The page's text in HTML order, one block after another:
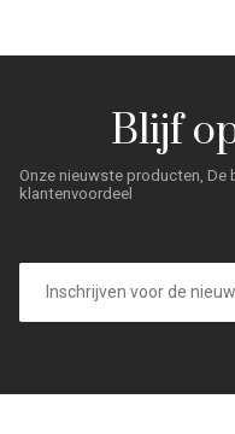
Blijf
Onze nieuwste producten, De
klantenvoordeel
E-
mailadres